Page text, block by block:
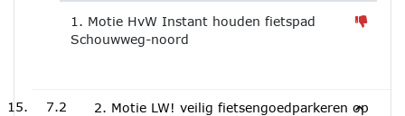
1. Motie HvW Instant houden fietspad
Schouwweg-noord
7.2
2. Motie LW! veilig fietsengoedparkeren op